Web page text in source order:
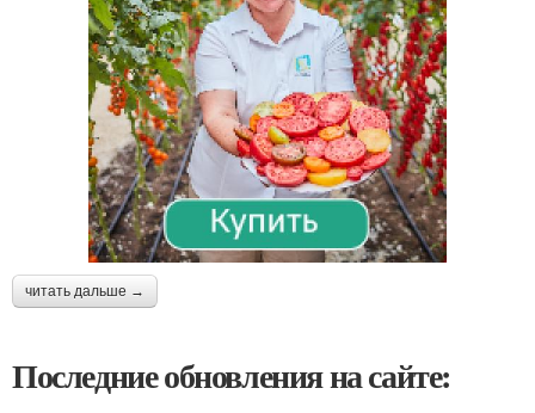
читать дальше →
Последние обновления на сайте: